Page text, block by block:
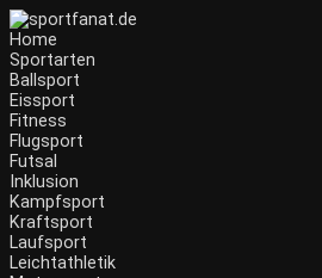
Home
Sportarten
Ballsport
Eissport
Fitness
Flugsport
Futsal
Inklusion
Kampfsport
Kraftsport
Laufsport
Leichtathletik